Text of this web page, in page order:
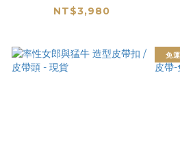
NT$3,980
免運